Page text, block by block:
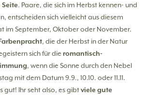
. Paare, die sich im Herbst kennen- und
entscheiden sich vielleicht aus diesem
im September, Oktober oder November.
, die der Herbst in der Natur
sich für die romantisch-
, wenn die Sonne durch den Nebel
mit dem Datum 9.9., 10.10. oder 11.11.
gut! Ihr seht also, es gibtviele gute